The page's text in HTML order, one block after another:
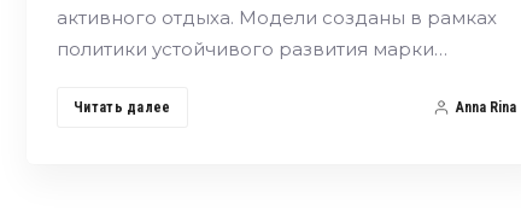
активного отдыха. Модели созданы в рамках
политики устойчивого развития марки…
Читать далее Anna Rina